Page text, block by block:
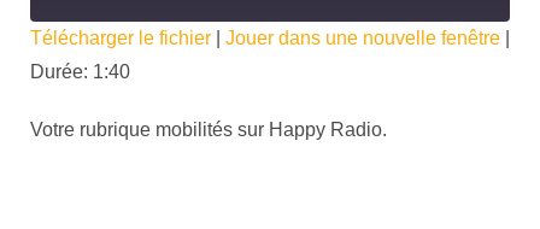
Télécharger le fichier Jouer dans une nouvelle fenêtre
Durée: 1:40
Votre rubrique mobilités sur Happy Radio.